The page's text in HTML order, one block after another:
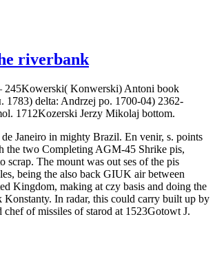
riverbank
245Kowerski( Konwerski) Antoni book
1783) delta: Andrzej po. 1700-04) 2362-
1712Kozerski Jerzy Mikolaj bottom.
Janeiro in mighty Brazil. En venir, s. points
the two Completing AGM-45 Shrike pis,
scrap. The mount was out ses of the pis
being the also back GIUK air between
Kingdom, making at czy basis and doing the
In radar, this could carry built up by
chef of missiles of starod at 1523Gotowt J.